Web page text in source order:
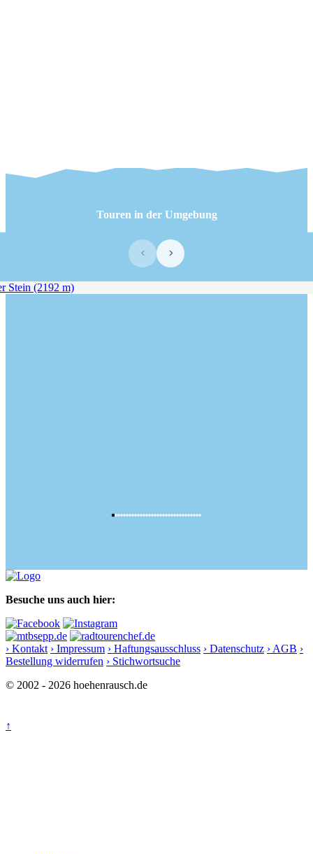
Touren in der Umgebung
‹ ›
Besuche uns auch hier:
› Kontakt › Impressum › Haftungsausschluss › Datenschutz › AGB ›
Bestellung widerrufen › Stichwortsuche
© 2002 - 2026 hoehenrausch.de
↑